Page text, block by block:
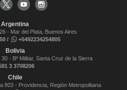
Argentina
- Mar del Plata, Buenos Aires
/
+5492234254805
Bolivia
- Bº Militar, Santa Cruz de la Sierra
3 3708206
Chile
803 - Providencia, Región Metropolitana